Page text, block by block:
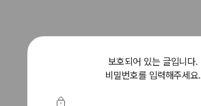
보호되어 있는 글입니다.
비밀번호를 입력해주세요.